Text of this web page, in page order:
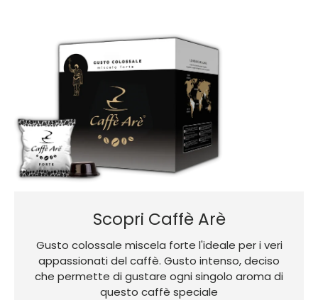
Scopri Caffè Arè
Gusto colossale miscela forte l'ideale per i veri
appassionati del caffè. Gusto intenso, deciso
che permette di gustare ogni singolo aroma di
questo caffè speciale